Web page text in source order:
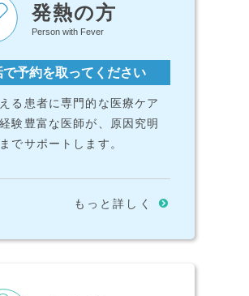
発熱の方
Person with Fever
で予約を取ってください
る患者に専門的な医療ケア
験豊富な医師が、原因究明
でサポートします。
もっと詳しく